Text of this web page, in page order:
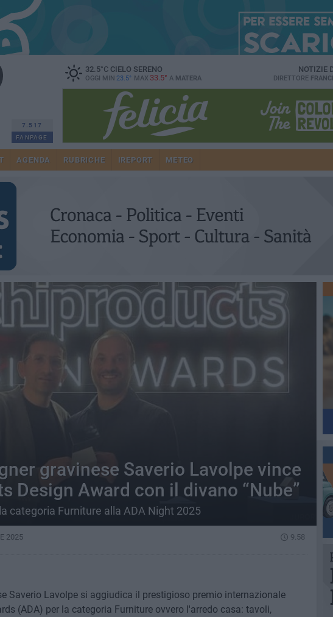
7.517
FANPAGE
32.5°CCIELO SERENO
OGGI MIN 23.5° MAX 33.5° A MATERA
NOTIZIE
DIRETTORE
AGENDA RUBRICHE IREPORT METEO
gravinese Saverio Lavolpe vince
Design Award con il divano “Nube”
categoria Furniture alla ADA Night 2025
2025
9.58
Saverio Lavolpe si aggiudica il prestigioso premio internazionale
(ADA) per la categoria Furniture ovvero l'arredo casa: tavoli,